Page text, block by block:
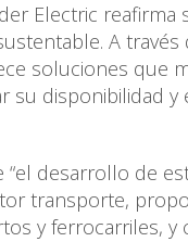
Electric
A
soluciones que
su disponibilidad
desarrollo de
transporte,
y ferrocarriles,